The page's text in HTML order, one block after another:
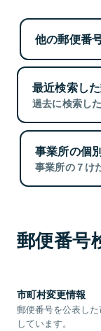
他の郵便番
最近検索し
過去に検索し
事業所の個
事業所の７け
郵便番号
市町村変更情報
郵便番号を公表し
しています。